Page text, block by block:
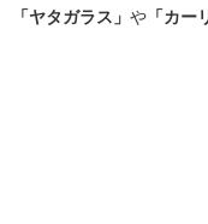
「ヤタガラス」 や 「カー